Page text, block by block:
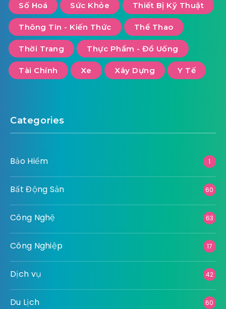
Số Hoá Sức Khỏe Thiết Bị Kỹ Thuật
Thông Tin - Kiến Thức Thể Thao
Thời Trang Thực Phẩm - Đồ Uống
Tài Chính Xe Xây Dựng Y Tế
Categories
Bảo Hiểm 1
Bất Động Sản 60
Công Nghệ 63
Công Nghiệp 17
Dịch vụ 42
Du Lịch 60